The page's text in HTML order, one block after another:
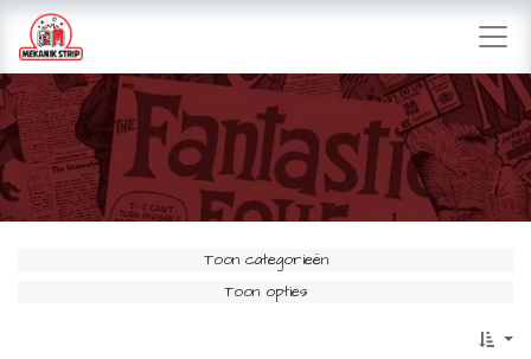
Toon categorieën
Toon opties